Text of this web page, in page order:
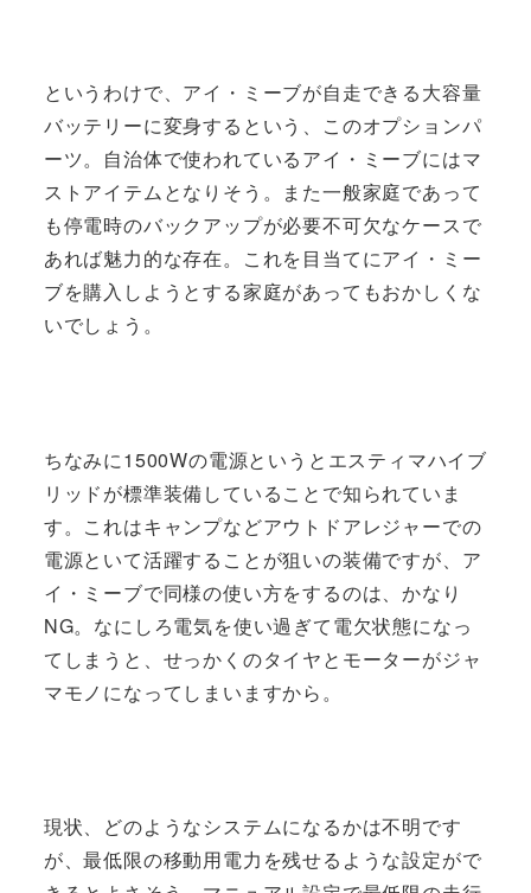
というわけで、アイ・ミーブが自走できる大容量
バッテリーに変身するという、このオプションパ
ーツ。自治体で使われているアイ・ミーブにはマ
ストアイテムとなりそう。また一般家庭であって
も停電時のバックアップが必要不可欠なケースで
あれば魅力的な存在。これを目当てにアイ・ミー
ブを購入しようとする家庭があってもおかしくな
いでしょう。
ちなみに1500Wの電源というとエスティマハイブ
リッドが標準装備していることで知られていま
す。これはキャンプなどアウトドアレジャーでの
電源といて活躍することが狙いの装備ですが、ア
イ・ミーブで同様の使い方をするのは、かなり
NG。なにしろ電気を使い過ぎて電欠状態になっ
てしまうと、せっかくのタイヤとモーターがジャ
マモノになってしまいますから。
現状、どのようなシステムになるかは不明です
が、最低限の移動用電力を残せるような設定がで